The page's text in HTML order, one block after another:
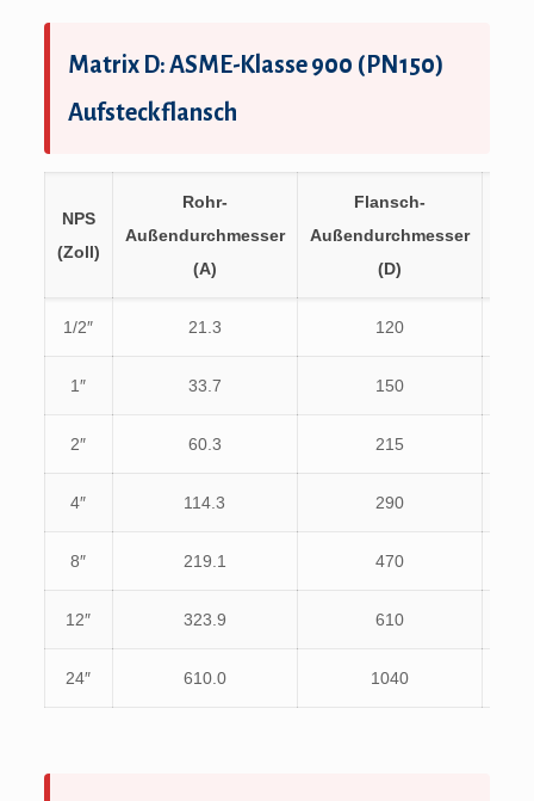
Matrix D: ASME-Klasse 900 (PN150)
Aufsteckflansch
NPS
(Zoll)
Rohr-
Außendurchmesser
(A)
Flansch-
Außendurchmesser
(D)
1/2″ 21.3 120
1″ 33.7 150
2″ 60.3 215
4″ 114.3 290
8″ 219.1 470
12″ 323.9 610
24″ 610.0 1040